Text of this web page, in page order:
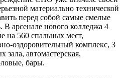
материально технической
перед собой самые смелые
В арсенале нового колледжа 4
на 560 спальных мест,
оздоровительный комплекс, 3
автомастерская,
бары.